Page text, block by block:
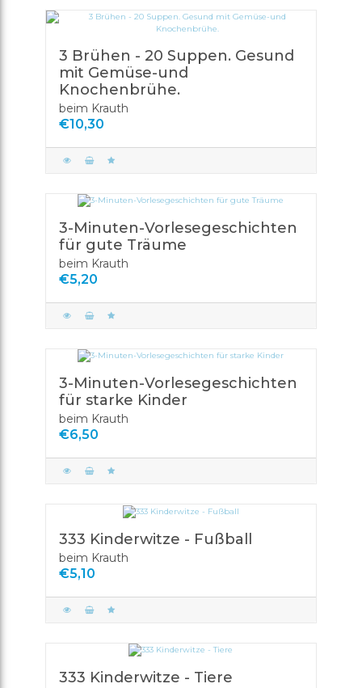
3 Brühen - 20 Suppen. Gesund
mit Gemüse-und
Knochenbrühe.
beim Krauth
€10,30
3-Minuten-Vorlesegeschichten
für gute Träume
beim Krauth
€5,20
3-Minuten-Vorlesegeschichten
für starke Kinder
beim Krauth
€6,50
333 Kinderwitze - Fußball
beim Krauth
€5,10
333 Kinderwitze - Tiere